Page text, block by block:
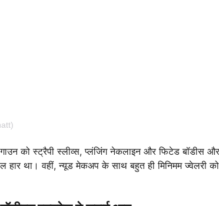
को स्ट्रैपी स्लीव्स, प्लंजिंग नेकलाइन और फिटेड बॉडीस
था। वहीं, न्यूड मेकअप के साथ बहुत ही मिनिमम ज्वेलरी